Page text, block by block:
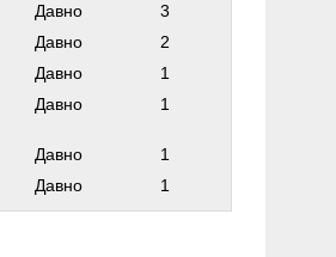
Давно
3
Давно
2
Давно
1
Давно 1
Давно
1
Давно 1